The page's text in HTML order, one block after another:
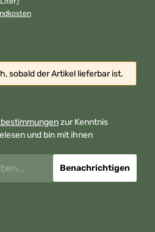
sobald der Artikel lieferbar ist.
zur Kenntnis
und bin mit ihnen
Benachrichtigen